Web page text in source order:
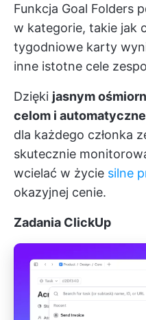
Funkcja Goal Folders
w kategorie, takie jak
tygodniowe karty
inne istotne cele
Dzięki jasnym
celom i
dla każdego członka
skutecznie
wcielać w życie silne
okazyjnej cenie.
Zadania ClickUp